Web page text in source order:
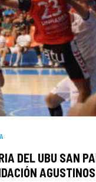
DEL UBU SAN